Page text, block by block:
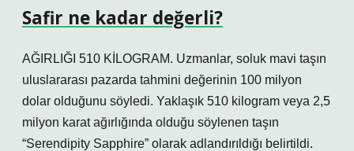
Safir ne kadar değerli?
AĞIRLIĞI 510 KİLOGRAM. Uzmanlar, soluk mavi taşın
uluslararası pazarda tahmini değerinin 100 milyon
dolar olduğunu söyledi. Yaklaşık 510 kilogram veya 2,5
milyon karat ağırlığında olduğu söylenen taşın
“Serendipity Sapphire” olarak adlandırıldığı belirtildi.